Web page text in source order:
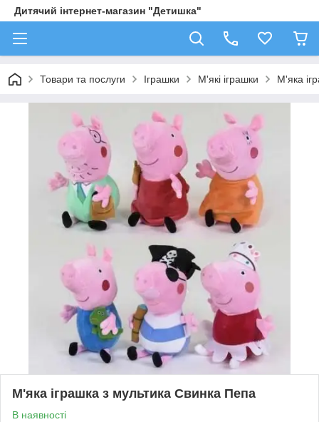
Дитячий інтернет-магазин "Детишка"
Товари та послуги Іграшки М'які іграшки М'яка
М'яка іграшка з мультика Свинка Пепа
В наявності